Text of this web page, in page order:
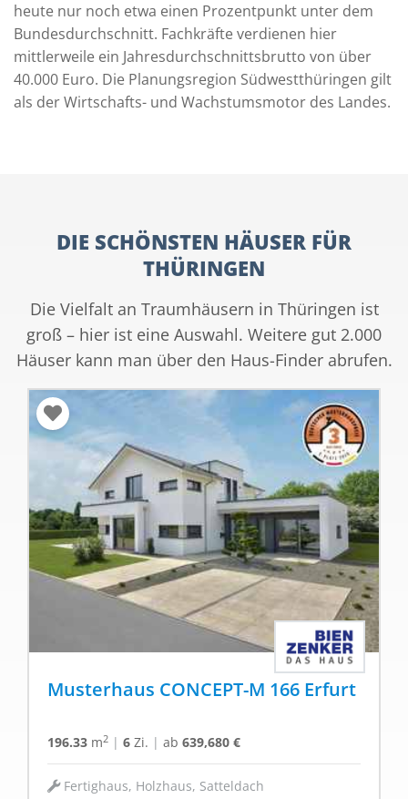
heute nur noch etwa einen Prozentpunkt unter dem
Bundesdurchschnitt. Fachkräfte verdienen hier
mittlerweile ein Jahresdurchschnittsbrutto von über
40.000 Euro. Die Planungsregion Südwestthüringen gilt
als der Wirtschafts- und Wachstumsmotor des Landes.
DIE SCHÖNSTEN HÄUSER FÜR
THÜRINGEN
Die Vielfalt an Traumhäusern in Thüringen ist
groß – hier ist eine Auswahl. Weitere gut 2.000
Häuser kann man über den Haus-Finder abrufen.
Musterhaus CONCEPT-M 166 Erfurt
196.33 m2 | 6 Zi. | ab 639,680 €
Fertighaus, Holzhaus, Satteldach